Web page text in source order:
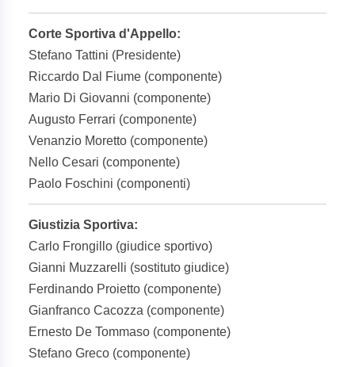
Corte Sportiva d'Appello:
Stefano Tattini (Presidente)
Riccardo Dal Fiume (componente)
Mario Di Giovanni (componente)
Augusto Ferrari (componente)
Venanzio Moretto (componente)
Nello Cesari (componente)
Paolo Foschini (componenti)
Giustizia Sportiva:
Carlo Frongillo (giudice sportivo)
Gianni Muzzarelli (sostituto giudice)
Ferdinando Proietto (componente)
Gianfranco Cacozza (componente)
Ernesto De Tommaso (componente)
Stefano Greco (componente)